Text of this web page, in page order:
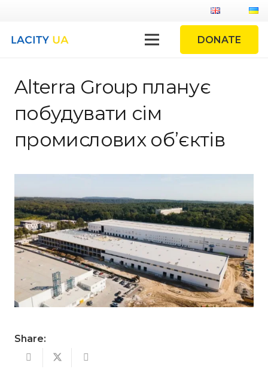
DONATE
Alterra Group планує
побудувати сім
промислових об’єктів
Share: